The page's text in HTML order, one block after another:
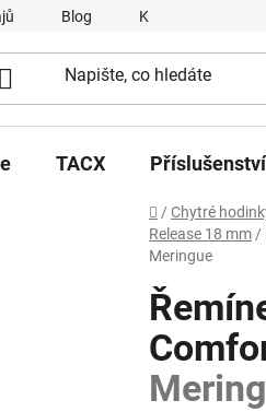
Blog Kontakty
TACX Příslušenství
Domů
/ Chytré
Release 18 mm /
Meringue